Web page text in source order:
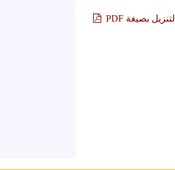
التنزيل بصيغة PDF